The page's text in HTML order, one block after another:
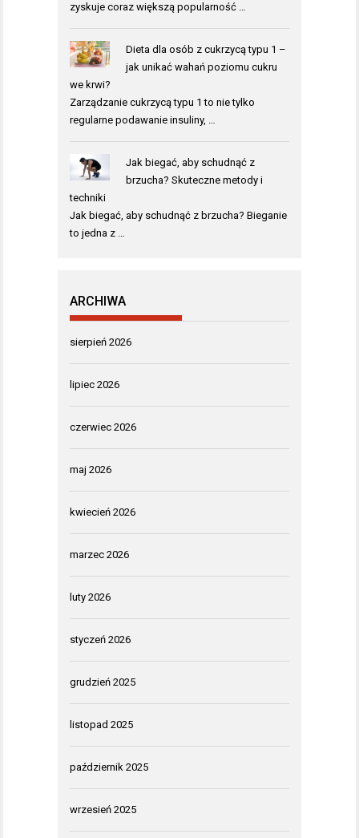
zyskuje coraz większą popularność …
Dieta dla osób z cukrzycą typu 1 –
jak unikać wahań poziomu cukru
we krwi?
Zarządzanie cukrzycą typu 1 to nie tylko
regularne podawanie insuliny, …
Jak biegać, aby schudnąć z
brzucha? Skuteczne metody i
techniki
Jak biegać, aby schudnąć z brzucha? Bieganie
to jedna z …
ARCHIWA
sierpień 2026
lipiec 2026
czerwiec 2026
maj 2026
kwiecień 2026
marzec 2026
luty 2026
styczeń 2026
grudzień 2025
listopad 2025
październik 2025
wrzesień 2025